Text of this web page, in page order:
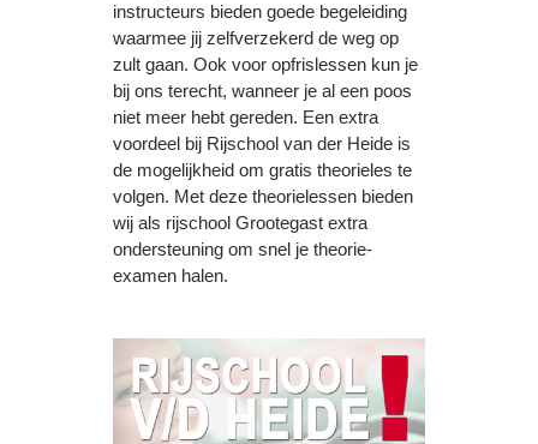
instructeurs bieden goede begeleiding
waarmee jij zelfverzekerd de weg op
zult gaan. Ook voor opfrislessen kun je
bij ons terecht, wanneer je al een poos
niet meer hebt gereden. Een extra
voordeel bij Rijschool van der Heide is
de mogelijkheid om gratis theorieles te
volgen. Met deze theorielessen bieden
wij als rijschool Grootegast extra
ondersteuning om snel je theorie-
examen halen.